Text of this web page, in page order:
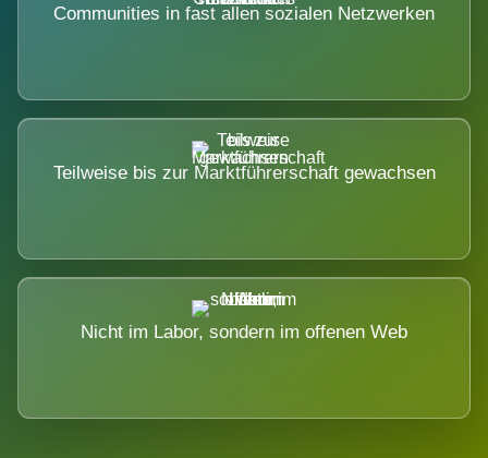
Communities in fast allen sozialen Netzwerken
Teilweise bis zur Marktführerschaft gewachsen
Nicht im Labor, sondern im offenen Web